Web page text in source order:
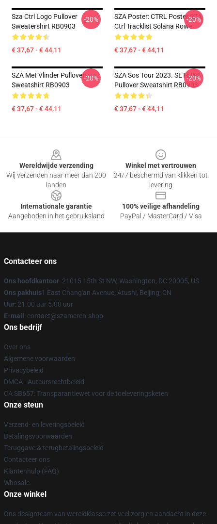
Sza Ctrl Logo Pullover
Sweatershirt RB0903
€ 37,67 - € 44,11
-20%
SZA Poster: CTRL Poster SZA
Ctrl Tracklist Solana Rowe
€ 37,67 - € 44,11
-20%
SZA Met Vlinder Pullover
Sweatshirt RB0903
€ 37,67 - € 44,11
-20%
SZA Sos Tour 2023. SET-LIST
Pullover Sweatshirt RB0903
€ 37,67 - € 44,11
-20%
Wereldwijde verzending
Wij verzenden naar meer dan 200
landen
Winkel met vertrouwen
24/7 beschermd van klikken tot
levering
Internationale garantie
Aangeboden in het gebruiksland
100% veilige afhandeling
PayPal / MasterCard / Visa
Contacteer ons
Ons hoofdkantoor: 21015 15th St NW, Washington, DC 20005, US
Ons pakhuis1 East Chang'an Avenue, Atushi, Beijing, CN
Uur: 21.00 uur 5.00 uur
E-mail : contact@szamerch.shop
Ons bedrijf
Over ons
Algemene voorwaarden
Privacybeleid
DMCA - Auteursrechtbeleid
CA SB657: Transparantiewet voor de toeleveringsketen
Onze steun
Verzend- en leveringsbeleid
Betalingsvoorwaarden
Teruggave & terugbetalingsbeleid
Contacteer ons
Klantenhulp (FAQ)
Whosale
Onze winkel
Ons designteam van wereldklasse zet veel zorg en aandacht in deze